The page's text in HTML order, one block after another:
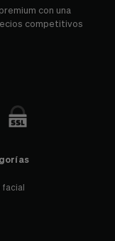
con una
competitivos
facial